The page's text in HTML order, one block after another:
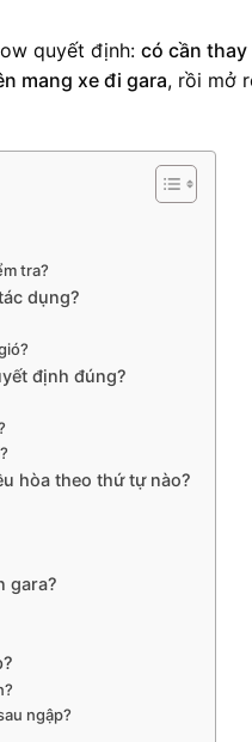
quyết định: có cần
mang xe đi gara, rồi mở
tra?
dụng?
định đúng?
hòa theo thứ tự nào?
gara?
ngập?